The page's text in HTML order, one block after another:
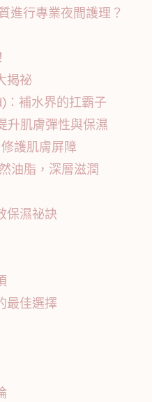
進行專業夜間護理？
揭祕
：補水界的扛霸子
升肌膚彈性與保濕
護肌膚屏障
油脂，深層滋潤
保濕祕訣
最佳選擇